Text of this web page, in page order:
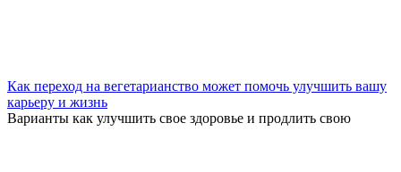
Как переход на вегетарианство может помочь улучшить вашу
карьеру и жизнь
Варианты как улучшить свое здоровье и продлить свою